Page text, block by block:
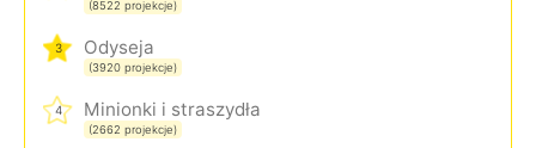
(8522 projekcje)
3 Odyseja
(3920 projekcje)
4 Minionki i straszydła
(2662 projekcje)